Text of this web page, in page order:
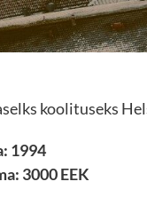
koolituseks
1994
3000 EEK